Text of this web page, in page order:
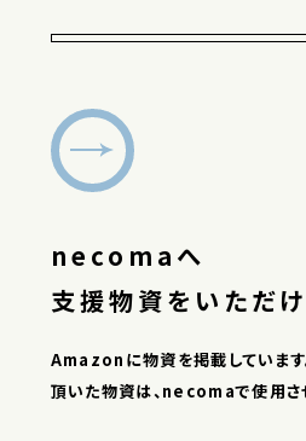
necomaへ
支援物資をいただ
Amazonに物資を掲載しています
頂いた物資は、necomaで使用さ